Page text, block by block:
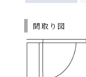
間取り図